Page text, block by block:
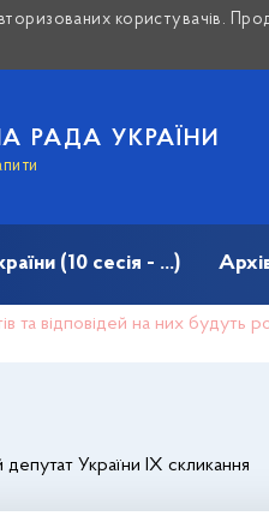
користувачів.
РАДА УКРАЇНИ
(10 сесія - ...)
та відповідей на них
України IX скликання